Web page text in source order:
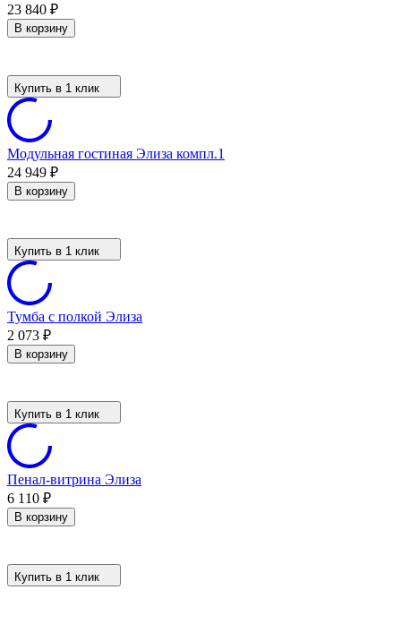
23 840 ₽
В корзину
Купить в 1 клик
Модульная гостиная Элиза компл.1
24 949 ₽
В корзину
Купить в 1 клик
Тумба с полкой Элиза
2 073 ₽
В корзину
Купить в 1 клик
Пенал-витрина Элиза
6 110 ₽
В корзину
Купить в 1 клик